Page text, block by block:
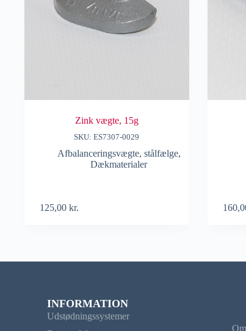
Zink vægte, 15g
SKU: ES7307-0029
Afbalanceringsvægte, stålfælge,
Dækmaterialer
125,00kr.
INFORMATION
Udstødningssystemer